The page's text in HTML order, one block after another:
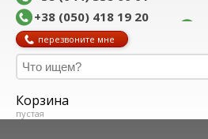
+38 (050) 418 19 20
перезвоните мне
Корзина
пустая